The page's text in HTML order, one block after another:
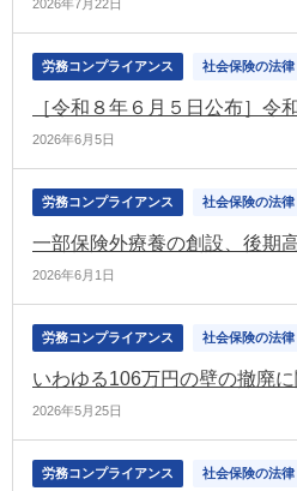
2026年7月22日
労務コンプライアンス 社会保険の法律
2026年6月5日
労務コンプライアンス 社会保険の法律
2026年6月1日
労務コンプライアンス 社会保険の法律
2026年5月25日
労務コンプライアンス 社会保険の法律